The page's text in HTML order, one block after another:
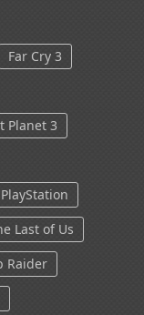
Far Cry 3
Planet 3
PlayStation
Last of Us
Raider